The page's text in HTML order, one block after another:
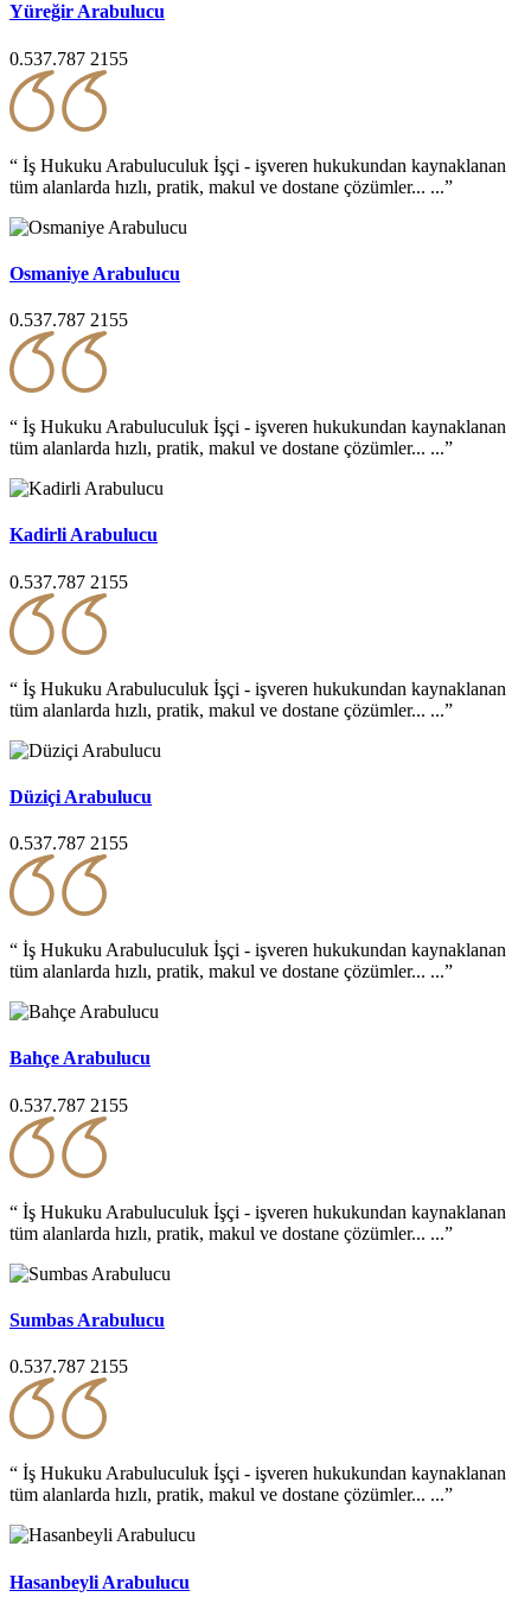
Yüreğir Arabulucu
0.537.787 2155
“ İş Hukuku Arabuluculuk İşçi - işveren hukukundan kaynaklanan
tüm alanlarda hızlı, pratik, makul ve dostane çözümler... ...”
Osmaniye Arabulucu
0.537.787 2155
“ İş Hukuku Arabuluculuk İşçi - işveren hukukundan kaynaklanan
tüm alanlarda hızlı, pratik, makul ve dostane çözümler... ...”
Kadirli Arabulucu
0.537.787 2155
“ İş Hukuku Arabuluculuk İşçi - işveren hukukundan kaynaklanan
tüm alanlarda hızlı, pratik, makul ve dostane çözümler... ...”
Düziçi Arabulucu
0.537.787 2155
“ İş Hukuku Arabuluculuk İşçi - işveren hukukundan kaynaklanan
tüm alanlarda hızlı, pratik, makul ve dostane çözümler... ...”
Bahçe Arabulucu
0.537.787 2155
“ İş Hukuku Arabuluculuk İşçi - işveren hukukundan kaynaklanan
tüm alanlarda hızlı, pratik, makul ve dostane çözümler... ...”
Sumbas Arabulucu
0.537.787 2155
“ İş Hukuku Arabuluculuk İşçi - işveren hukukundan kaynaklanan
tüm alanlarda hızlı, pratik, makul ve dostane çözümler... ...”
Hasanbeyli Arabulucu